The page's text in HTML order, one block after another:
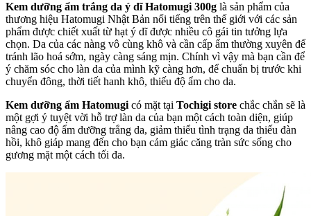
Kem dưỡng ẩm trắng da ý dĩ Hatomugi 300g là sản phẩm của
thương hiệu Hatomugi Nhật Bản nổi tiếng trên thế giới với các sản
phẩm được chiết xuất từ hạt ý dĩ được nhiều cô gái tin tưởng lựa
chọn. Da của các nàng vô cùng khô và cần cấp ẩm thường xuyên để
tránh lão hoá sớm, ngày càng sáng mịn. Chính vì vậy mà bạn cần để
ý chăm sóc cho làn da của mình kỹ càng hơn, để chuẩn bị trước khi
chuyển đông, thời tiết hanh khô, thiếu độ ẩm cho da.
Kem dưỡng ẩm Hatomugi có mặt tại Tochigi store chắc chắn sẽ là
một gợi ý tuyệt vời hỗ trợ làn da của bạn một cách toàn diện, giúp
nâng cao độ ẩm dưỡng trắng da, giảm thiểu tình trạng da thiếu đàn
hồi, khô giáp mang đến cho bạn cảm giác căng tràn sức sống cho
gương mặt một cách tối đa.